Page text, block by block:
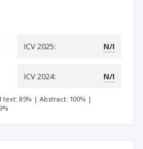
ICV 2025: N/I
ICV 2024: N/I
text: 85% | Abstract: 100% |